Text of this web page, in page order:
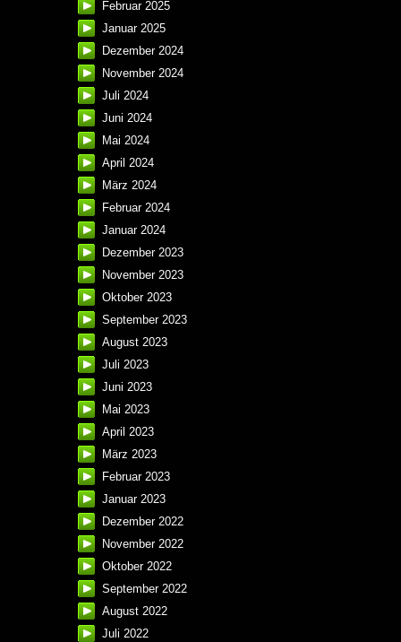
Februar 2025
Januar 2025
Dezember 2024
November 2024
Juli 2024
Juni 2024
Mai 2024
April 2024
März 2024
Februar 2024
Januar 2024
Dezember 2023
November 2023
Oktober 2023
September 2023
August 2023
Juli 2023
Juni 2023
Mai 2023
April 2023
März 2023
Februar 2023
Januar 2023
Dezember 2022
November 2022
Oktober 2022
September 2022
August 2022
Juli 2022